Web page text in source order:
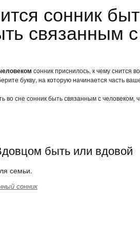
связанным
сонник приснилось, к чему снится
букву, на которую начинается часть
во сне сонник быть связанным с
быть или вдовой
семьи.
сонник